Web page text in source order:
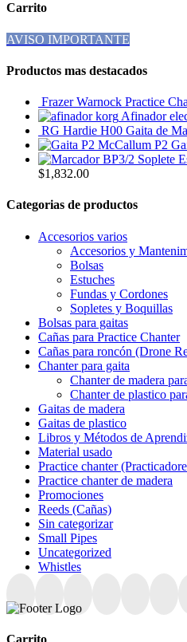
Carrito
AVISO IMPORTANTE
Productos mas destacados
Frazer Warnock Practice
Afinador
RG Hardie H00 Gaita de
McCallum P2
BP3/2 Soplete
$1,832.00
Categorias de productos
Accesorios varios
Accesorios y
Bolsas
Estuches
Fundas y Cordones
Sopletes y Boquillas
Bolsas para gaitas
Cañas para Practice Chanter
Cañas para roncón (Drone
Chanter para gaita
Chanter de madera
Chanter de plastico
Gaitas de madera
Gaitas de plastico
Libros y Métodos de
Material usado
Practice chanter
Practice chanter de madera
Promociones
Reeds (Cañas)
Sin categorizar
Small Pipes
Uncategorized
Whistles
Carrito